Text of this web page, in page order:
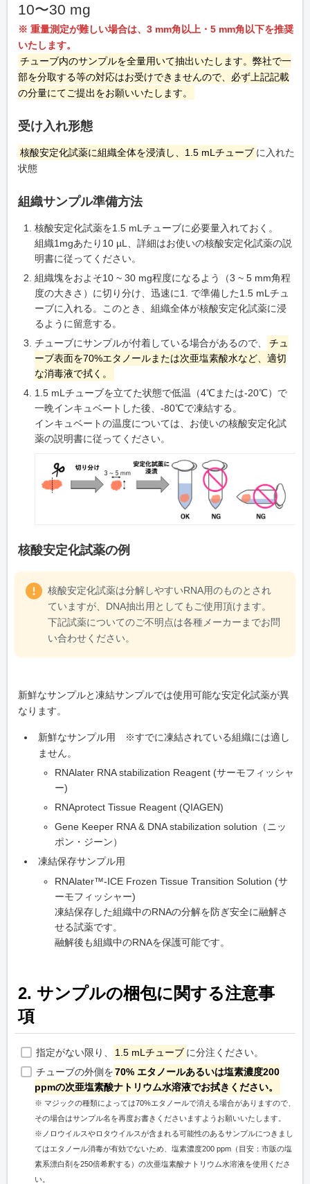
10〜30 mg
※ 重量測定が難しい場合は、3 mm角以上・5 mm角以下を推奨
いたします。
チューブ内のサンプルを全量用いて抽出いたします。弊社で一
部を分取する等の対応はお受けできませんので、必ず上記記載
の分量にてご提出をお願いいたします。
受け入れ形態
核酸安定化試薬に組織全体を浸漬し、1.5 mLチューブ に入れた
状態
組織サンプル準備方法
核酸安定化試薬を1.5 mLチューブに必要量入れておく。
組織1mgあたり10 µL、詳細はお使いの核酸安定化試薬の説
明書に従ってください。
組織塊をおよそ10 ~ 30 mg程度になるよう（3 ~ 5 mm角程
度の大きさ）に切り分け、迅速に1. で準備した1.5 mLチュ
ーブに入れる。このとき、組織全体が核酸安定化試薬に浸
るように留意する。
チューブにサンプルが付着している場合があるので、
チュ
ーブ表面を70%エタノールまたは次亜塩素酸水など、適切
な消毒液で拭く。
1.5 mLチューブを立てた状態で低温（4℃または-20℃）で
一晩インキュベートした後、-80℃で凍結する。
インキュベートの温度については、お使いの核酸安定化試
薬の説明書に従ってください。
核酸安定化試薬の例
核酸安定化試薬は分解しやすいRNA用のものとされ
ていますが、DNA抽出用としてもご使用頂けます。
下記試薬についてのご不明点は各種メーカーまでお問
い合わせください。
新鮮なサンプルと凍結サンプルでは使用可能な安定化試薬が異
なります。
新鮮なサンプル用 ※すでに凍結されている組織には適し
ません。
RNAlater RNA stabilization Reagent (サーモフィッシャ
ー)
RNAprotect Tissue Reagent (QIAGEN)
Gene Keeper RNA & DNA stabilization solution（ニッ
ポン・ジーン）
凍結保存サンプル用
RNAlater™-ICE Frozen Tissue Transition Solution (サ
ーモフィッシャー)
凍結保存した組織中のRNAの分解を防ぎ安全に融解さ
せる試薬です。
融解後も組織中のRNAを保護可能です。
2. サンプルの梱包に関する注意事
項
指定がない限り、 1.5 mLチューブ に分注ください。
チューブの外側を 70% エタノールあるいは塩素濃度200
ppmの次亜塩素酸ナトリウム水溶液でお拭きください。
※ マジックの種類によっては70%エタノールで消える場合がありますので、
その場合はサンプル名を再度お書きくださいますようお願いいたします。
※ノロウイルスやロタウイルスが含まれる可能性のあるサンプルにつきまし
てはエタノール消毒が有効でないため、塩素濃度200 ppm（目安：市販の塩
素系漂白剤を250倍希釈する）の次亜塩素酸ナトリウム水溶液を使用くださ
い。